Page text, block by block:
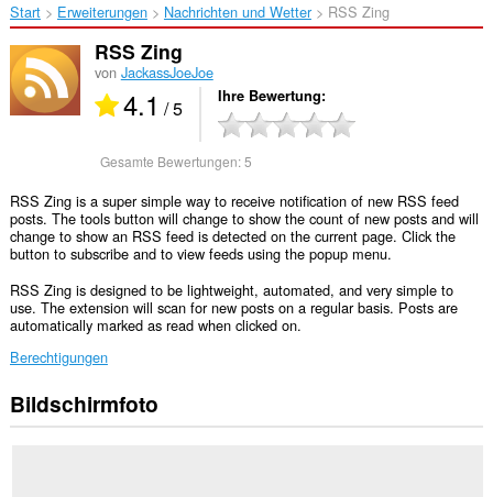
Start Erweiterungen Nachrichten und Wetter RSS Zing‎
RSS Zing
von JackassJoeJoe
4.1 / 5 Ihre Bewertung
Gesamte Bewertungen:5
RSS Zing is a super simple way to receive notification of new RSS feed
posts. The tools button will change to show the count of new posts and will
change to show an RSS feed is detected on the current page. Click the
button to subscribe and to view feeds using the popup menu.
RSS Zing is designed to be lightweight, automated, and very simple to
use. The extension will scan for new posts on a regular basis. Posts are
automatically marked as read when clicked on.
Berechtigungen
Diese
Erweiterung
Bildschirmfoto